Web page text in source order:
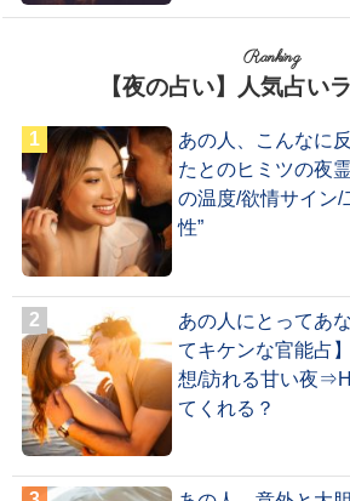
Ranking
【夜の占い】人気占い
あの人、こんなに
たとのヒミツの夜
の温度/欲情サイン/
性”
あの人にとってあ
てキケンな官能占
想/訪れる甘い夜
てくれる？